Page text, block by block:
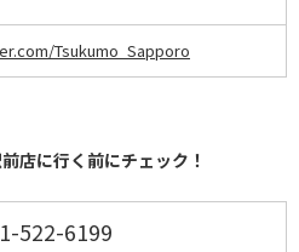
Tsukumo_Sapporo
店に行く前にチェック！
522-6199